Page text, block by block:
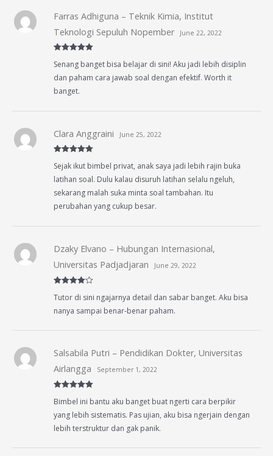
of 5
Farras Adhiguna – Teknik Kimia, Institut
Teknologi Sepuluh Nopember
June 22, 2022
Senang banget bisa belajar di sini! Aku jadi lebih disiplin
dan paham cara jawab soal dengan efektif. Worth it
banget.
of 5
Clara Anggraini June 25, 2022
Sejak ikut bimbel privat, anak saya jadi lebih rajin buka
latihan soal. Dulu kalau disuruh latihan selalu ngeluh,
sekarang malah suka minta soal tambahan. Itu
perubahan yang cukup besar.
out of 5
Dzaky Elvano – Hubungan Internasional,
Universitas Padjadjaran
June 29, 2022
Tutor di sini ngajarnya detail dan sabar banget. Aku bisa
nanya sampai benar-benar paham.
of 5
Salsabila Putri – Pendidikan Dokter, Universitas
Airlangga
September 1, 2022
Bimbel ini bantu aku banget buat ngerti cara berpikir
yang lebih sistematis. Pas ujian, aku bisa ngerjain dengan
lebih terstruktur dan gak panik.